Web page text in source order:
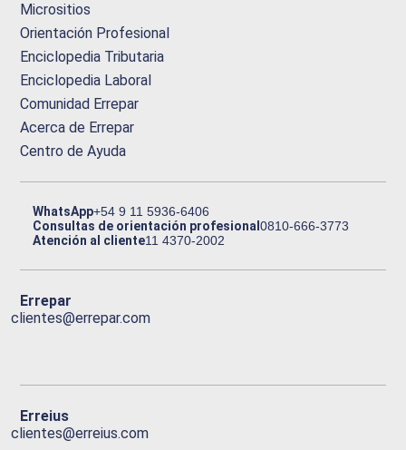
Micrositios
Orientación Profesional
Enciclopedia Tributaria
Enciclopedia Laboral
Comunidad Errepar
Acerca de Errepar
Centro de Ayuda
WhatsApp+54 9 11 5936-6406
Consultas de orientación profesional0810-666-3773
Atención al cliente11 4370-2002
Errepar
clientes@errepar.com
Erreius
clientes@erreius.com